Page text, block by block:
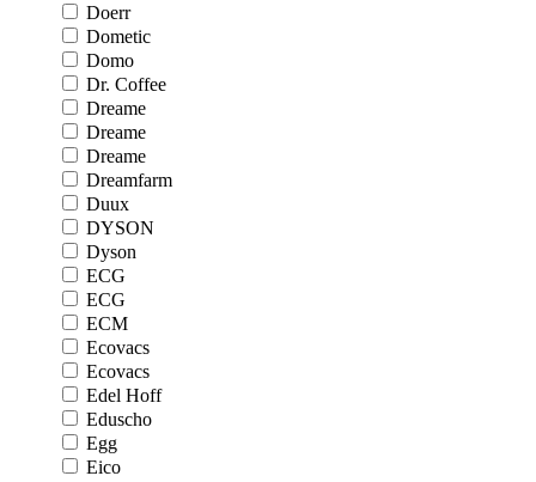
Doerr
Dometic
Domo
Dr. Coffee
Dreame
Dreame
Dreame
Dreamfarm
Duux
DYSON
Dyson
ECG
ECG
ECM
Ecovacs
Ecovacs
Edel Hoff
Eduscho
Egg
Eico